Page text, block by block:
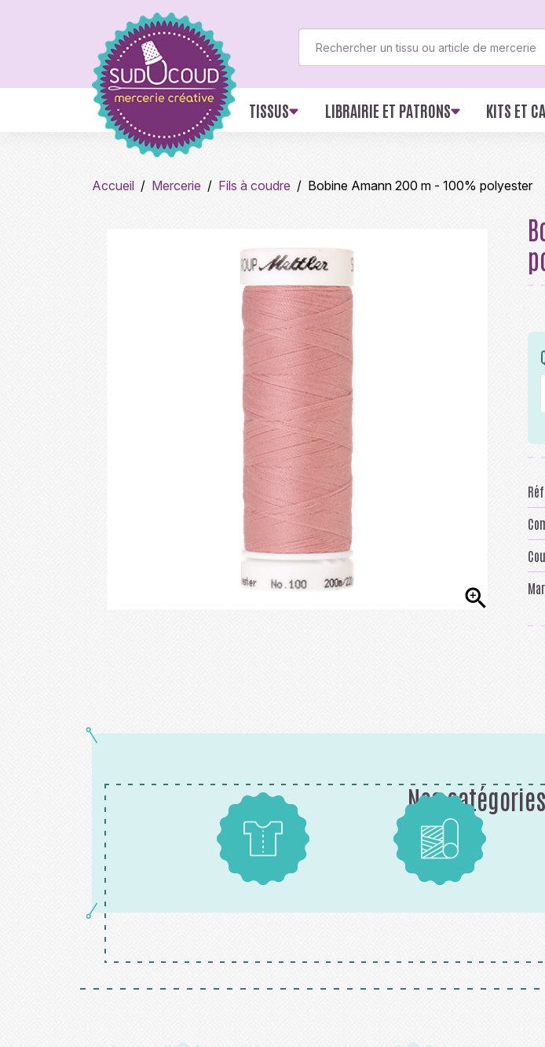
TISSUS LIBRAIRIE ET PATRONS KITS ET
Accueil Mercerie Fils à coudre Bobine Amann 200 m - 100% polyester

Nos
Patrons Tissus